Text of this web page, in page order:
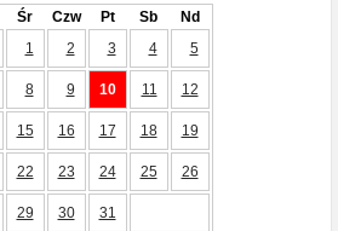
Śr Czw Pt Sb
Nd
1
2 3 4 5
8 9 10 11 12
15 16 17 18 19
22 23 24 25 26
29 30 31